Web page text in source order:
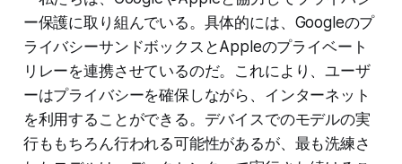
ー保護に取り組んでいる。具体的には、Googleのプ
ライバシーサンドボックスとAppleのプライベート
リレーを連携させているのだ。これにより、ユーザ
ーはプライバシーを確保しながら、インターネット
を利用することができる。デバイスでのモデルの実
行ももちろん行われる可能性があるが、最も洗練さ